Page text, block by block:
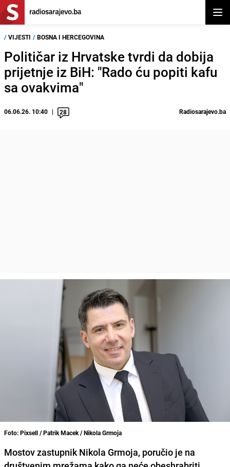
/ VIJESTI / BOSNA I HERCEGOVINA
Političar iz Hrvatske tvrdi da dobija
prijetnje iz BiH: "Rado ću popiti kafu
sa ovakvima"
06.06.26. 10:40 28 Radiosarajevo.ba
Foto: Pixsell / Patrik Macek / Nikola Grmoja
Mostov zastupnik Nikola Grmoja, poručio je na